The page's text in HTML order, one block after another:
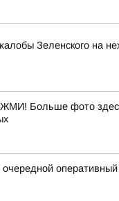
Зеленского на
Больше фото